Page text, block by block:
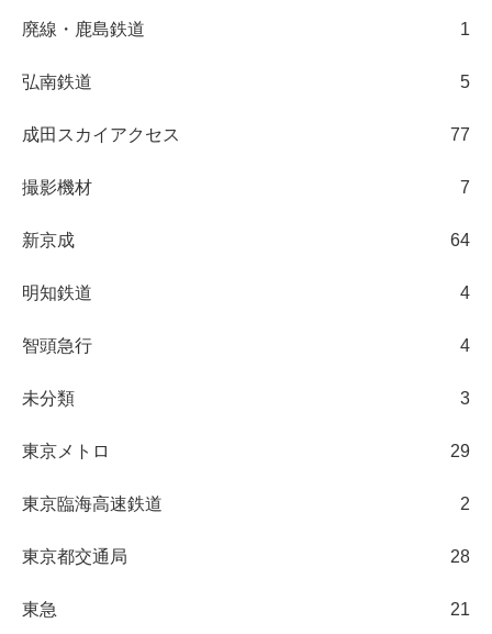
廃線・鹿島鉄道 1
弘南鉄道 5
成田スカイアクセス 77
撮影機材 7
新京成 64
明知鉄道 4
智頭急行 4
未分類 3
東京メトロ 29
東京臨海高速鉄道 2
東京都交通局 28
東急 21